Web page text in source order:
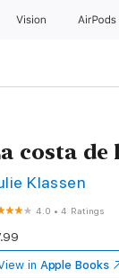
Vision AirPods
costa
Klassen
4.0 •4 Ratings
in Apple Books